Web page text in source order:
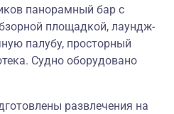
панорамный бар с
площадкой, лаундж-
палубу, просторный
Судно оборудовано
развлечения на